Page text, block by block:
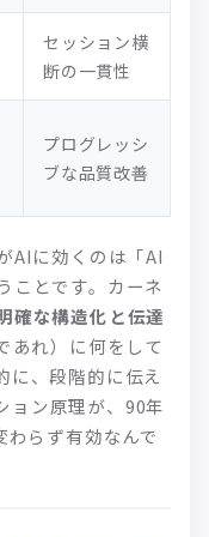
セッション横
断の一貫性
プログレッシ
ブな品質改善
AIに効くのは「AI
ことです。カーネ
確な構造化と伝達
あれ）に何をして
に、段階的に伝え
ン原理が、90年
らず有効なんで